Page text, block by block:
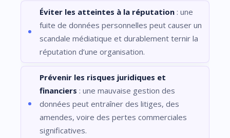
Éviter les atteintes à la réputation : une
fuite de données personnelles peut causer un
scandale médiatique et durablement ternir la
réputation d’une organisation.
Prévenir les risques juridiques et
financiers : une mauvaise gestion des
données peut entraîner des litiges, des
amendes, voire des pertes commerciales
significatives.